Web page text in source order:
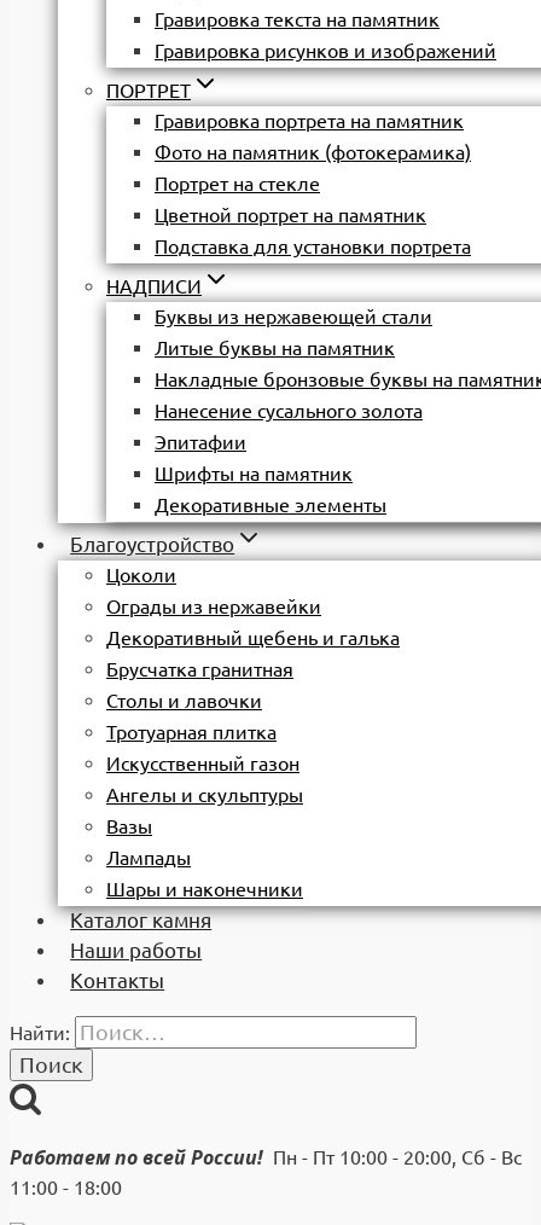
Гравировка текста на памятник
Гравировка рисунков и изображений
ПОРТРЕТ
Гравировка портрета на памятник
Фото на памятник (фотокерамика)
Портрет на стекле
Цветной портрет на памятник
Подставка для установки портрета
НАДПИСИ
Буквы из нержавеющей стали
Литые буквы на памятник
Накладные бронзовые буквы на
Нанесение сусального золота
Эпитафии
Шрифты на памятник
Декоративные элементы
Благоустройство
Цоколи
Ограды из нержавейки
Декоративный щебень и галька
Брусчатка гранитная
Столы и лавочки
Тротуарная плитка
Искусственный газон
Ангелы и скульптуры
Вазы
Лампады
Шары и наконечники
Каталог камня
Наши работы
Контакты
Найти:
Работаем по всей России! Пн - Пт 10:00 - 20:00, Сб - Вс
11:00 - 18:00